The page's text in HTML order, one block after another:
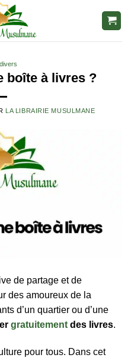
boîte à livres ?
LA LIBRAIRIE MUSULMANE
de partage et de
des amoureux de la
d’un quartier ou d’une
gratuitement des livres.
pour tous. Dans cet